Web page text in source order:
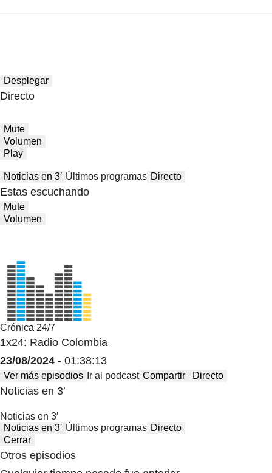
Desplegar
Directo
Mute
Volumen
Play
Noticias en 3′ Últimos programas Directo
Estas escuchando
Mute
Volumen
Crónica 24/7
1x24: Radio Colombia
23/08/2024 - 01:38:13
Ver más episodios Ir al podcast Compartir Directo
Noticias en 3′
Noticias en 3′
Noticias en 3′ Últimos programas Directo
Cerrar
Otros episodios